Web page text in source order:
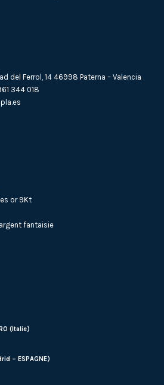
del Ferrol, 14 46998 Paterna – Valencia
344 018
or 9Kt
fantaisie
(Italie)
– ESPAGNE)